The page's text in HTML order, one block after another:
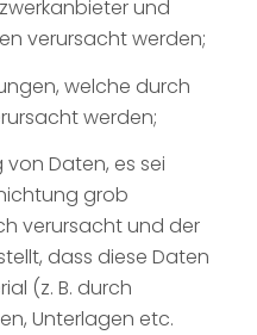
und
verursacht werden;
welche durch
werden;
Daten, es sei
grob
verursacht und der
dass diese Daten
(z. B. durch
Unterlagen etc.